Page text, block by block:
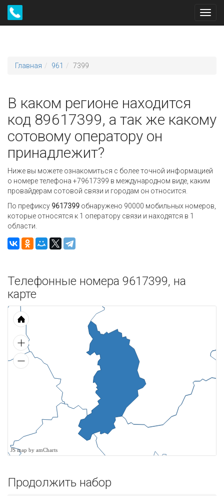
Главная 961 7399
В каком регионе находится
код 89617399, а так же какому
сотовому оператору он
принадлежит?
Ниже вы можете ознакомиться с более точной информацией
о номере телефона +79617399 в международном виде, каким
провайдерам сотовой связи и городам он относится.
По префиксу 9617399 обнаружено 90000 мобильных номеров,
которые относятся к 1 оператору связи и находятся в 1
области.
Телефонные номера 9617399, на
карте
JS map by amCharts
Продолжить набор